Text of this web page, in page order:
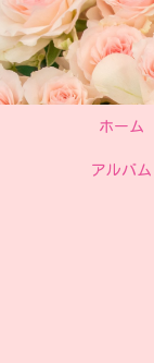
ホーム
アルバム